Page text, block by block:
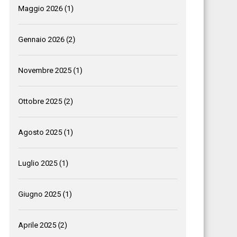
Maggio 2026 (1)
Gennaio 2026 (2)
Novembre 2025 (1)
Ottobre 2025 (2)
Agosto 2025 (1)
Luglio 2025 (1)
Giugno 2025 (1)
Aprile 2025 (2)